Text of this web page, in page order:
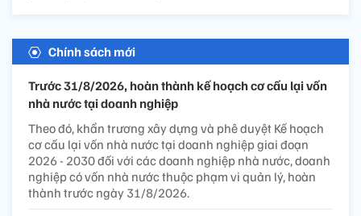
Chính sách mới
Trước 31/8/2026, hoàn thành kế hoạch cơ cấu lại vốn
nhà nước tại doanh nghiệp
Theo đó, khẩn trương xây dựng và phê duyệt Kế hoạch
cơ cấu lại vốn nhà nước tại doanh nghiệp giai đoạn
2026 - 2030 đối với các doanh nghiệp nhà nước, doanh
nghiệp có vốn nhà nước thuộc phạm vi quản lý, hoàn
thành trước ngày 31/8/2026.